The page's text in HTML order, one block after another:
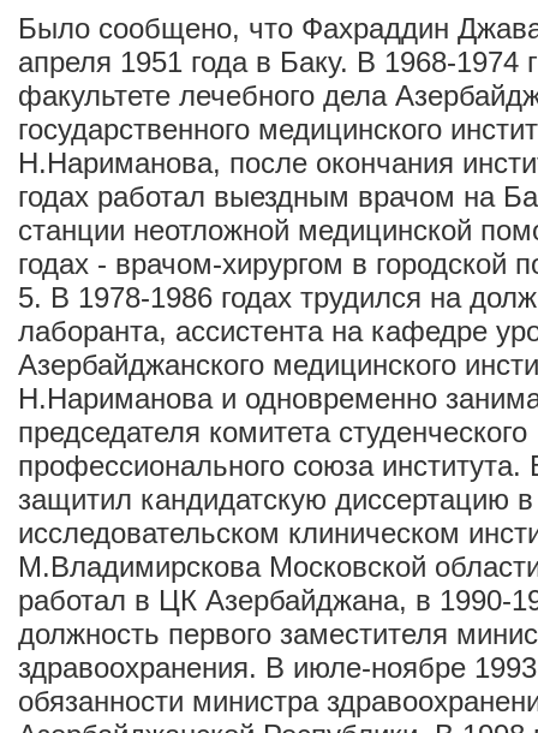
Было сообщено, что Фахраддин
апреля 1951 года в Баку. В 1968-1974
факультете лечебного дела
государственного медицинского
Н.Нариманова, после окончания
годах работал выездным врачом на
станции неотложной медицинской
годах - врачом-хирургом в городской
5. В 1978-1986 годах трудился на
лаборанта, ассистента на кафедре
Азербайджанского медицинского
Н.Нариманова и одновременно
председателя комитета студенческого
профессионального союза института.
защитил кандидатскую диссертацию
исследовательском клиническом
М.Владимирскова Московской
работал в ЦК Азербайджана, в 1990-
должность первого заместителя
здравоохранения. В июле-ноябре
обязанности министра